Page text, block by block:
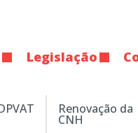
Legislação
Renovação da
CNH